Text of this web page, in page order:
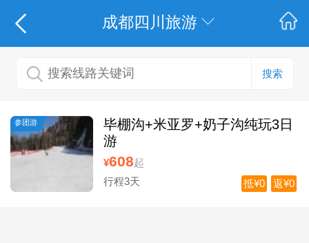
成都四川旅游
搜索
参团游
毕棚沟+米亚罗+奶子沟纯玩3日
游
¥608起
行程3天
返¥0
抵¥0